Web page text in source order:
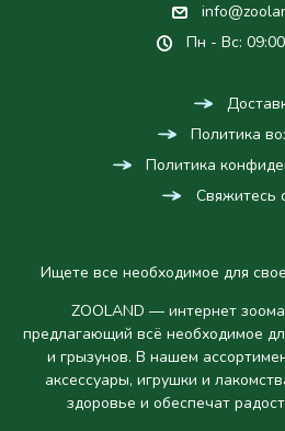
Пн - Вс:
Политика
Политика
Свяжитесь
Ищете все необходимое для
ZOOLAND — интернет
предлагающий всё необходимое
и грызунов. В нашем
аксессуары, игрушки и
здоровье и обеспечат